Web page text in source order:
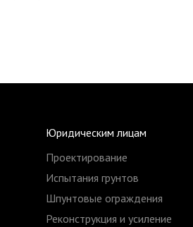
Юридическим лицам
Проектирование
Испытания грунтов
Шпунтовые ограждения
Реконструкция и усиление